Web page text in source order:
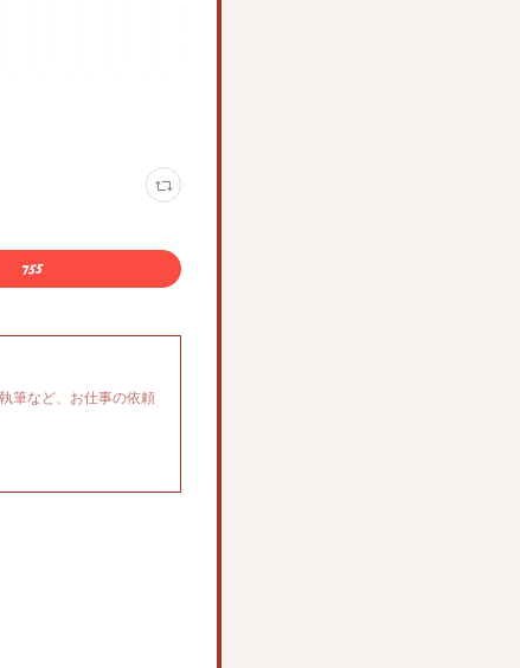
筆など、お仕事の依頼